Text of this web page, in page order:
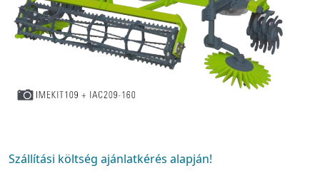
Szállítási költség ajánlatkérés alapján!